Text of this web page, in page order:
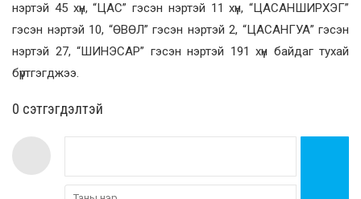
нэртэй 45 хүн, “ЦАС” гэсэн нэртэй 11 хүн, “ЦАСАНШИРХЭГ”
гэсэн нэртэй 10, “ӨВӨЛ” гэсэн нэртэй 2, “ЦАСАНГУА” гэсэн
нэртэй 27, “ШИНЭСАР” гэсэн нэртэй 191 хүн байдаг тухай
бүртгэгджээ.
0 cэтгэгдэлтэй